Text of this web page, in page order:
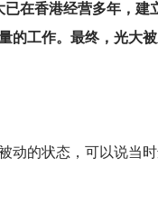
已在香港经营多年，建
工作。最终，光大被
动的状态，可以说当